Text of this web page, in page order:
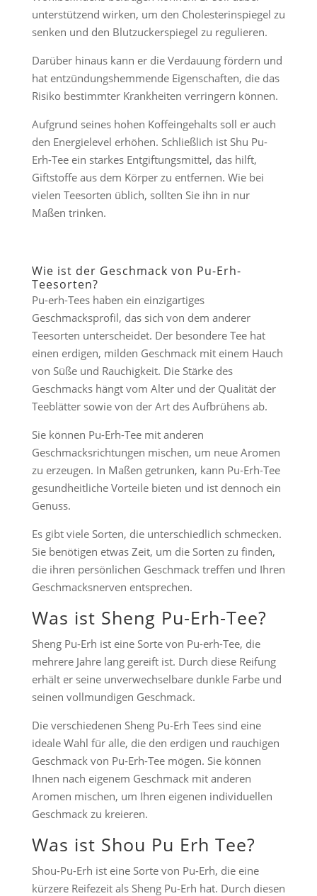
unterstützend wirken, um den Cholesterinspiegel zu
senken und den Blutzuckerspiegel zu regulieren.
Darüber hinaus kann er die Verdauung fördern und
hat entzündungshemmende Eigenschaften, die das
Risiko bestimmter Krankheiten verringern können.
Aufgrund seines hohen Koffeingehalts soll er auch
den Energielevel erhöhen. Schließlich ist Shu Pu-
Erh-Tee ein starkes Entgiftungsmittel, das hilft,
Giftstoffe aus dem Körper zu entfernen. Wie bei
vielen Teesorten üblich, sollten Sie ihn in nur
Maßen trinken.
Wie ist der Geschmack von Pu-Erh-
Teesorten?
Pu-erh-Tees haben ein einzigartiges
Geschmacksprofil, das sich von dem anderer
Teesorten unterscheidet. Der besondere Tee hat
einen erdigen, milden Geschmack mit einem Hauch
von Süße und Rauchigkeit. Die Stärke des
Geschmacks hängt vom Alter und der Qualität der
Teeblätter sowie von der Art des Aufbrühens ab.
Sie können Pu-Erh-Tee mit anderen
Geschmacksrichtungen mischen, um neue Aromen
zu erzeugen. In Maßen getrunken, kann Pu-Erh-Tee
gesundheitliche Vorteile bieten und ist dennoch ein
Genuss.
Es gibt viele Sorten, die unterschiedlich schmecken.
Sie benötigen etwas Zeit, um die Sorten zu finden,
die ihren persönlichen Geschmack treffen und Ihren
Geschmacksnerven entsprechen.
Was ist Sheng Pu-Erh-Tee?
Sheng Pu-Erh ist eine Sorte von Pu-erh-Tee, die
mehrere Jahre lang gereift ist. Durch diese Reifung
erhält er seine unverwechselbare dunkle Farbe und
seinen vollmundigen Geschmack.
Die verschiedenen Sheng Pu-Erh Tees sind eine
ideale Wahl für alle, die den erdigen und rauchigen
Geschmack von Pu-Erh-Tee mögen. Sie können
Ihnen nach eigenem Geschmack mit anderen
Aromen mischen, um Ihren eigenen individuellen
Geschmack zu kreieren.
Was ist Shou Pu Erh Tee?
Shou-Pu-Erh ist eine Sorte von Pu-Erh, die eine
kürzere Reifezeit als Sheng Pu-Erh hat. Durch diesen